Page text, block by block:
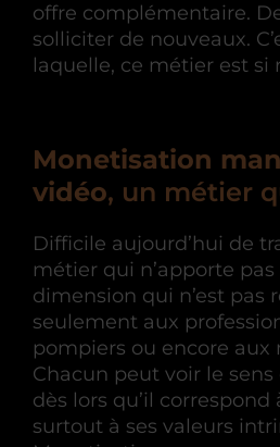
offre complémentaire.
solliciter de nouveaux.
laquelle, ce métier est si
Monetisation
vidéo, un métier
Difficile aujourd’hui de
métier qui n’apporte pas
dimension qui n’est pas
seulement aux
pompiers ou encore aux
Chacun peut voir le sens
dès lors qu’il
surtout à ses valeurs